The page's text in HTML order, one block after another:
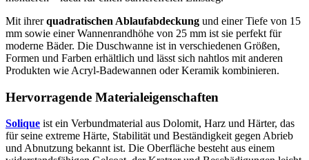
Mit ihrerquadratischen Ablaufabdeckung und einer Tiefe von 15
mm sowie einer Wannenrandhöhe von 25 mm ist sie perfekt für
moderne Bäder. Die Duschwanne ist in verschiedenen Größen,
Formen und Farben erhältlich und lässt sich nahtlos mit anderen
Produkten wie Acryl-Badewannen oder Keramik kombinieren.
Hervorragende Materialeigenschaften
Solique ist ein Verbundmaterial aus Dolomit, Harz und Härter, das
für seine extreme Härte, Stabilität und Beständigkeit gegen Abrieb
und Abnutzung bekannt ist. Die Oberfläche besteht aus einem